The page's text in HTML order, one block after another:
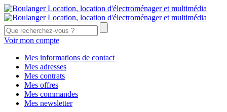
Voir mon compte
Mes informations de contact
Mes adresses
Mes contrats
Mes offres
Mes commandes
Mes newsletter